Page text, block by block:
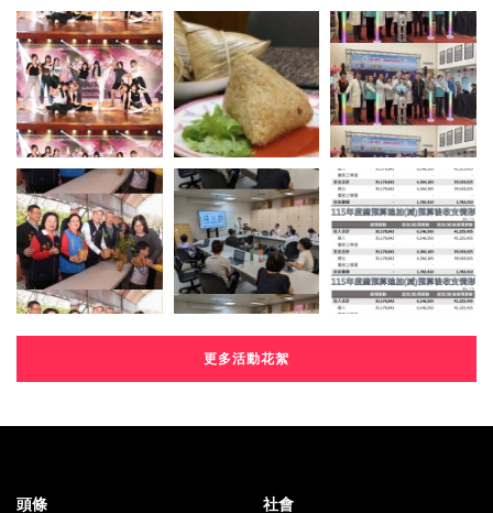
更多活動花絮
頭條 社會